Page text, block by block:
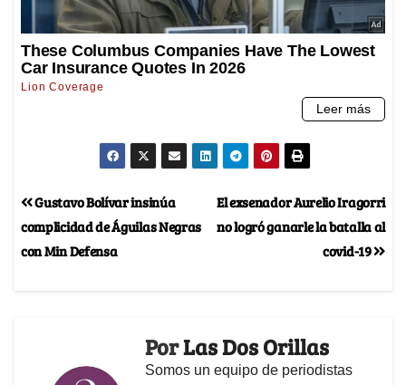
El exsenador Aurelio Iragorri
no logró ganarle la batalla al
covid-19
Gustavo Bolívar insinúa
complicidad de Águilas Negras
con Min Defensa
PorLas Dos Orillas
Somos un equipo de periodistas